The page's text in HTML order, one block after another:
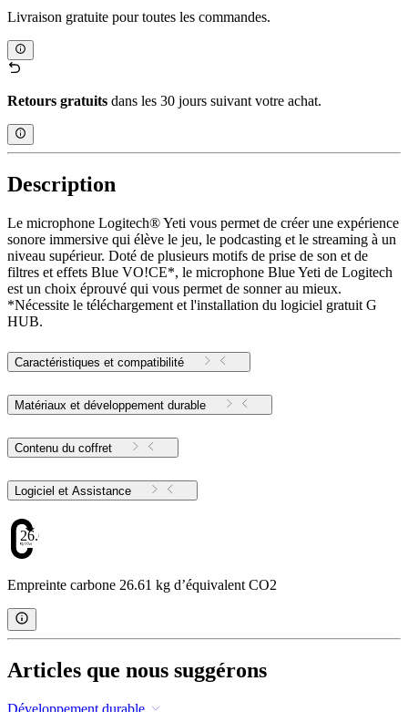
Livraison gratuite pour toutes les commandes.
Retours gratuits dans les 30 jours suivant votre achat.
Description
Le microphone Logitech® Yeti vous permet de créer une expérience
sonore immersive qui élève le jeu, le podcasting et le streaming à un
niveau supérieur. Doté de plusieurs motifs de prise de son et de
filtres et effets Blue VO!CE*, le microphone Blue Yeti de Logitech
est un choix éprouvé qui vous permet de sonner au mieux.
*Nécessite le téléchargement et l'installation du logiciel gratuit G
HUB.
Caractéristiques et compatibilité
Matériaux et développement durable
Contenu du coffret
Logiciel et Assistance
26.61
Empreinte carbone 26.61 kg d’équivalent CO2
Articles que nous suggérons
Développement durable